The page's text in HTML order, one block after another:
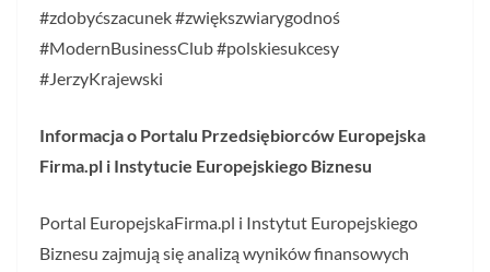
#zdobyćszacunek #zwiększwiarygodnoś
#ModernBusinessClub #polskiesukcesy
#JerzyKrajewski
Informacja o Portalu Przedsiębiorców Europejska
Firma.pl i Instytucie Europejskiego Biznesu
Portal EuropejskaFirma.pl i Instytut Europejskiego
Biznesu zajmują się analizą wyników finansowych